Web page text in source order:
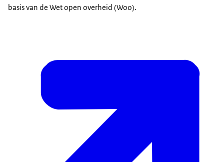
basis van de Wet open overheid (Woo).